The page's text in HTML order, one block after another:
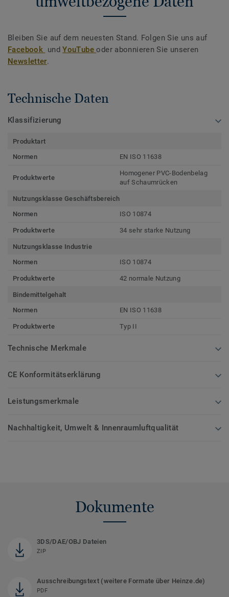
Bleiben Sie auf dem neuesten Stand. Folgen Sie uns auf
Facebook undYouTubeoder abonnieren Sie unseren
Newsletter.
Technische Daten
Klassifizierung
Produktart
Normen
EN ISO 11638
Produktwerte
Homogener PVC-Bodenbelag
auf Schaumrücken
Nutzungsklasse Geschäftsbereich
Normen
ISO 10874
Produktwerte 34 sehr starke Nutzung
Nutzungsklasse Industrie
Normen
ISO 10874
Produktwerte 42 normale Nutzung
Bindemittelgehalt
Normen
EN ISO 11638
Produktwerte Typ II
Technische Merkmale
CE Konformitätserklärung
Leistungsmerkmale
Nachhaltigkeit, Umwelt & Innenraumluftqualität
Dokumente
3DS/DAE/OBJ Dateien
ZIP
Ausschreibungstext (weitere Formate über Heinze.de)
PDF